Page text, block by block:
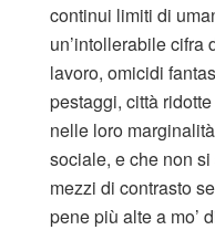
continui limiti di
un’intollerabile cifra
lavoro, omicidi
pestaggi, città
nelle loro
sociale, e che non
mezzi di contrasto
pene più alte a mo’